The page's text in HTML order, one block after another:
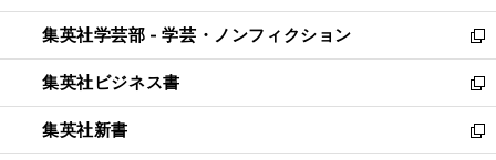
開
く
ウ
で
開
く
ン
ド
ウ
で
開
く
ウ
ィ
ン
ド
ウ
で
開
集英社学芸部 - 学芸・ノンフィクション
新
し
い
ウ
ィ
ン
集英社ビジネス書
新
し
い
集英社新書
新